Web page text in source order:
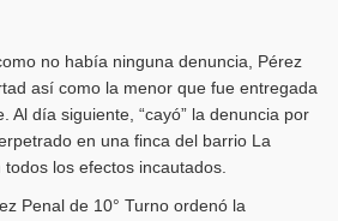
no había ninguna denuncia, Pérez
así como la menor que fue entregada
Al día siguiente, “cayó” la denuncia por
en una finca del barrio La
los efectos incautados.
Penal de 10° Turno ordenó la